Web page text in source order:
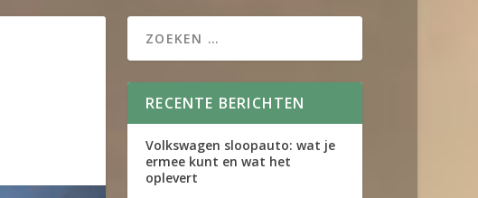
RECENTE BERICHTEN
Volkswagen sloopauto: wat je
ermee kunt en wat het
oplevert